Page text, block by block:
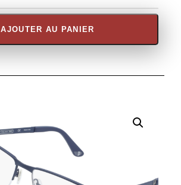
AJOUTER AU PANIER